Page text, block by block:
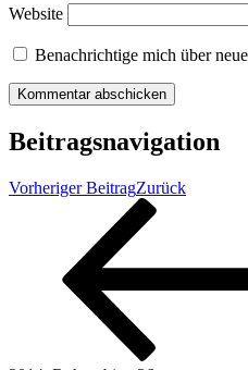
Website
Benachrichtige mich über
Beitragsnavigation
Vorheriger BeitragZurück